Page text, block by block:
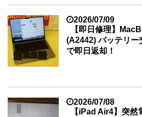
2026/07/09
【即日修理】
(A2442) バッテリー
で即日返却！
2026/07/08
【iPad Air4】突